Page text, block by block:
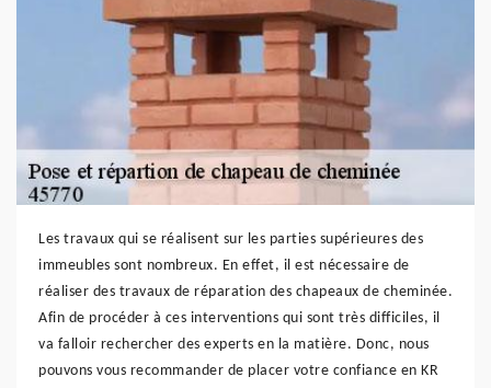
Les travaux qui se réalisent sur les parties supérieures des
immeubles sont nombreux. En effet, il est nécessaire de
réaliser des travaux de réparation des chapeaux de cheminée.
Afin de procéder à ces interventions qui sont très difficiles, il
va falloir rechercher des experts en la matière. Donc, nous
pouvons vous recommander de placer votre confiance en KR